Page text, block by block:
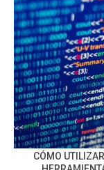
CÓMO